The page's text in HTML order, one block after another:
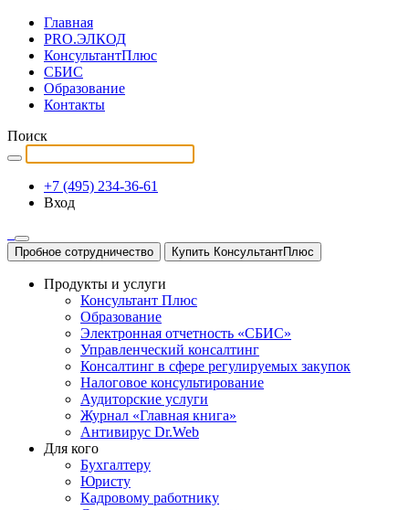
Главная
PRO.ЭЛКОД
КонсультантПлюс
СБИС
Образование
Контакты
Поиск
+7 (495) 234-36-61
Вход
Пробное сотрудничество Купить КонсультантПлюс
Продукты и услуги
Консультант Плюс
Образование
Электронная отчетность «СБИС»
Управленческий консалтинг
Консалтинг в сфере регулируемых закупок
Налоговое консультирование
Аудиторские услуги
Журнал «Главная книга»
Антивирус Dr.Web
Для кого
Бухгалтеру
Юристу
Кадровому работнику